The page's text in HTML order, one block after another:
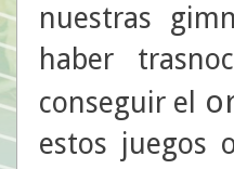
nuestras
haber
conseguir el
estos juegos